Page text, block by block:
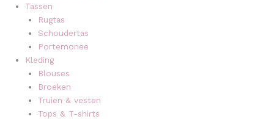
Tassen
Rugtas
Schoudertas
Portemonee
Kleding
Blouses
Broeken
Truien & vesten
Tops & T-shirts